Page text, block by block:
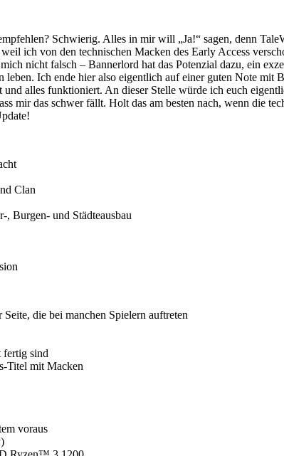
Schwierig. Alles in mir will „Ja!“ sagen, denn
ich von den technischen Macken des Early Access
nicht falsch – Bannerlord hat das Potenzial dazu, ein
leben. Ich ende hier also eigentlich auf einer guten Note
alles funktioniert. An dieser Stelle würde ich euch
mir das schwer fällt. Holt das am besten nach, wenn die
Clan
, Burgen- und Städteausbau
die bei manchen Spielern auftreten
fertig sind
Titel mit Macken
voraus